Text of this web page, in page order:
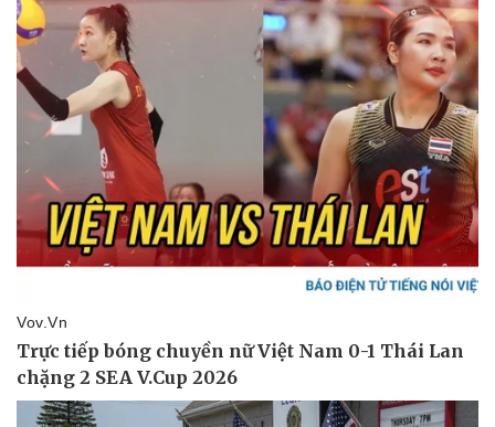
Thể thao
Bóng đá
Lịch thi đấu bóng đá
Thế giới thể thao
eSports
Hậu trường
Ô tô - Xe máy
Ô tô
Xe máy
Tư vấn